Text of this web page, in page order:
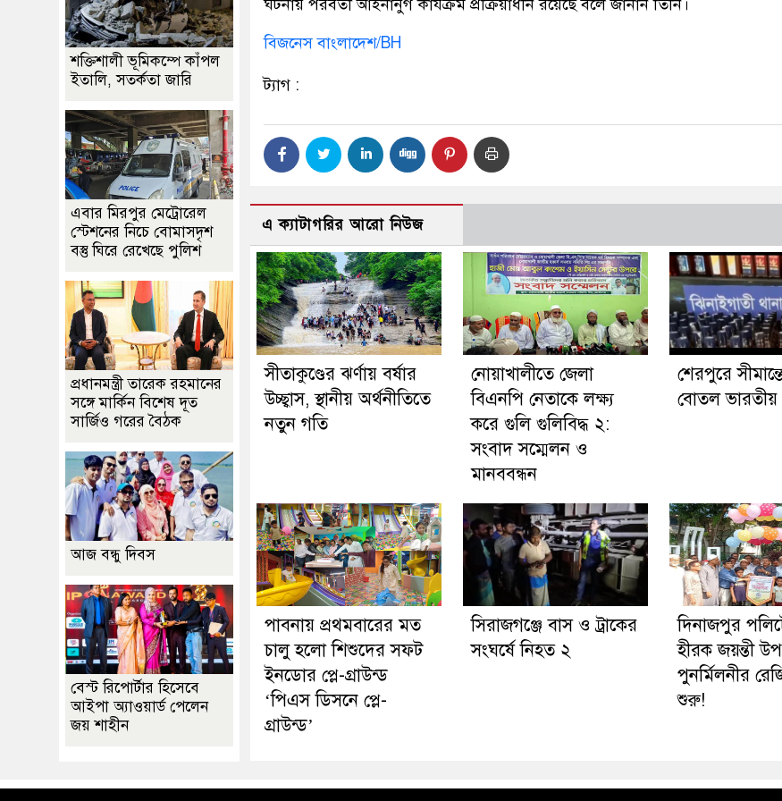
ঘটনায় পরবর্তী আইনানুগ কার্যক্রম প্রক্রিয়াধীন রয়েছে বলে জানান তিনি।
বিজনেস বাংলাদেশ/BH
ট্যাগ :
এ ক্যাটাগরির আরো নিউজ
সীতাকুণ্ডের ঝর্ণায় বর্ষার
উচ্ছ্বাস, স্থানীয় অর্থনীতিতে
নতুন গতি
নোয়াখালীতে জেলা
বিএনপি নেতাকে লক্ষ্য
করে গুলি গুলিবিদ্ধ ২:
সংবাদ সম্মেলন ও
মানববন্ধন
শেরপুরে
বোতল ভারতীয়
পাবনায় প্রথমবারের মত
চালু হলো শিশুদের সফট
ইনডোর প্লে-গ্রাউন্ড
‘পিএস ডিসনে প্লে-
গ্রাউন্ড’
সিরাজগঞ্জে বাস ও ট্রাকের
সংঘর্ষে নিহত ২
দিনাজপুর
হীরক জয়ন্তী
পুনর্মিলনীর
শুরু!
শক্তিশালী ভূমিকম্পে কাঁপল
ইতালি, সতর্কতা জারি
এবার মিরপুর মেট্রোরেল
স্টেশনের নিচে বোমাসদৃশ
বস্তু ঘিরে রেখেছে পুলিশ
প্রধানমন্ত্রী তারেক রহমানের
সঙ্গে মার্কিন বিশেষ দূত
সার্জিও গরের বৈঠক
আজ বন্ধু দিবস
বেস্ট রিপোর্টার হিসেবে
আইপা অ্যাওয়ার্ড পেলেন
জয় শাহীন